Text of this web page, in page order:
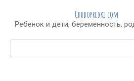
контенту
Chudopredki.com
Ребенок и дети, беременность,
Поиск: